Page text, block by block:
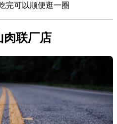
完可以顺便逛一圈
肉联厂店